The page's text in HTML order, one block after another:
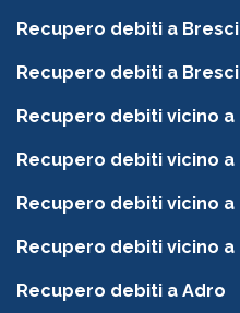
Recupero debiti a
Recupero debiti a
Recupero debiti vicino a
Recupero debiti vicino a
Recupero debiti vicino a
Recupero debiti vicino a
Recupero debiti a Adro